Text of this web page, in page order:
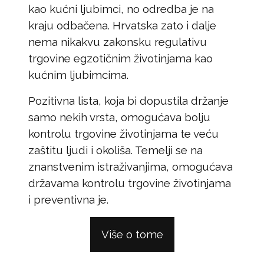
kao kućni ljubimci, no odredba je na
kraju odbačena. Hrvatska zato i dalje
nema nikakvu zakonsku regulativu
trgovine egzotičnim životinjama kao
kućnim ljubimcima.
Pozitivna lista, koja bi dopustila držanje
samo nekih vrsta, omogućava bolju
kontrolu trgovine životinjama te veću
zaštitu ljudi i okoliša. Temelji se na
znanstvenim istraživanjima, omogućava
državama kontrolu trgovine životinjama
i preventivna je.
Više o tome